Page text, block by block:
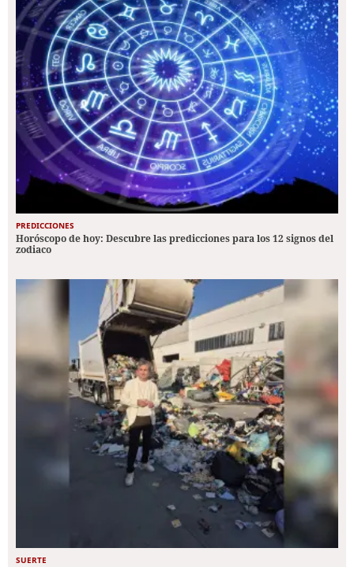
PREDICCIONES
Horóscopo de hoy: Descubre las predicciones para los 12 signos del
zodiaco
SUERTE